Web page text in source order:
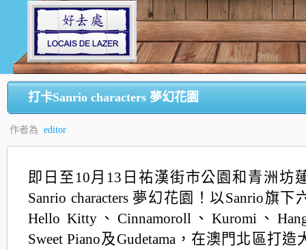
打卡Sanrio characters 夢幻花園
作者為 editor
即日至10月13日祐漢街市公園和青洲坊
Sanrio characters 夢幻花園！以Sanrio旗下
Hello Kitty、Cinnamoroll、Kuromi、
Sweet Piano及Gudetama，在澳門北區打